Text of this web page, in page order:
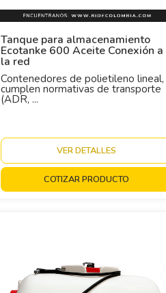
Tanque para almacenamiento
Ecotanke 600 Aceite Conexión a
la red
Contenedores de polietileno lineal,
cumplen normativas de transporte
(ADR, ...
VER DETALLES
COTIZAR PRODUCTO